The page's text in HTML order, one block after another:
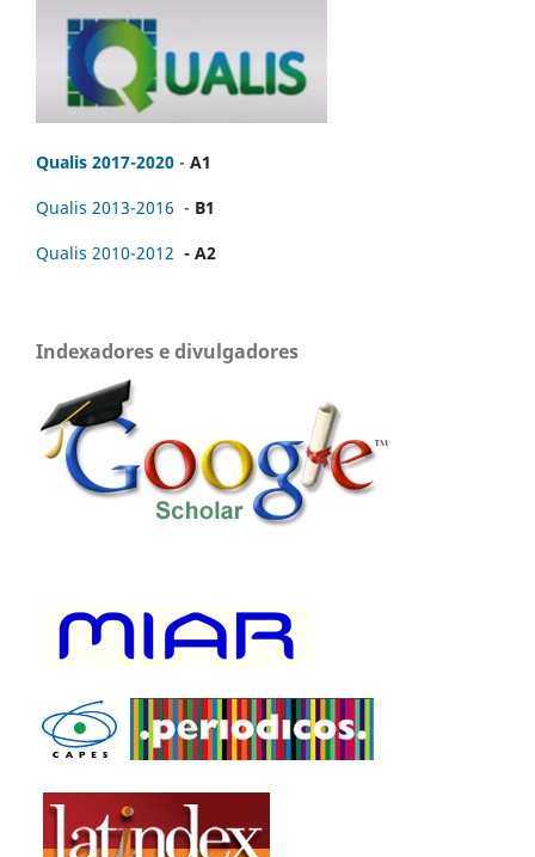
Qualis 2017-2020 - A1
Qualis 2013-2016 - B1
Qualis 2010-2012 - A2
Indexadores e divulgadores